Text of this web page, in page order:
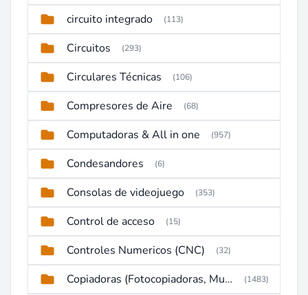
circuito integrado (113)
Circuitos (293)
Circulares Técnicas (106)
Compresores de Aire (68)
Computadoras & All in one (957)
Condesandores (6)
Consolas de videojuego (353)
Control de acceso (15)
Controles Numericos (CNC) (32)
Copiadoras (Fotocopiadoras, Multifunctions, Ploter, etc) (1483)